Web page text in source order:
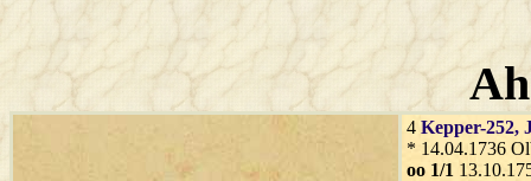
4 Kepper-252,
* 14.04.1736
oo 1/1